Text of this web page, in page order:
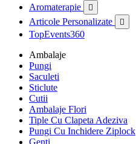
Aromaterapie

Articole Personalizate 
TopEvents360
Ambalaje
Pungi
Saculeti
Sticlute
Cutii
Ambalaje Flori
Tiple Cu Clapeta Adeziva
Pungi Cu Inchidere Ziplock
Genti